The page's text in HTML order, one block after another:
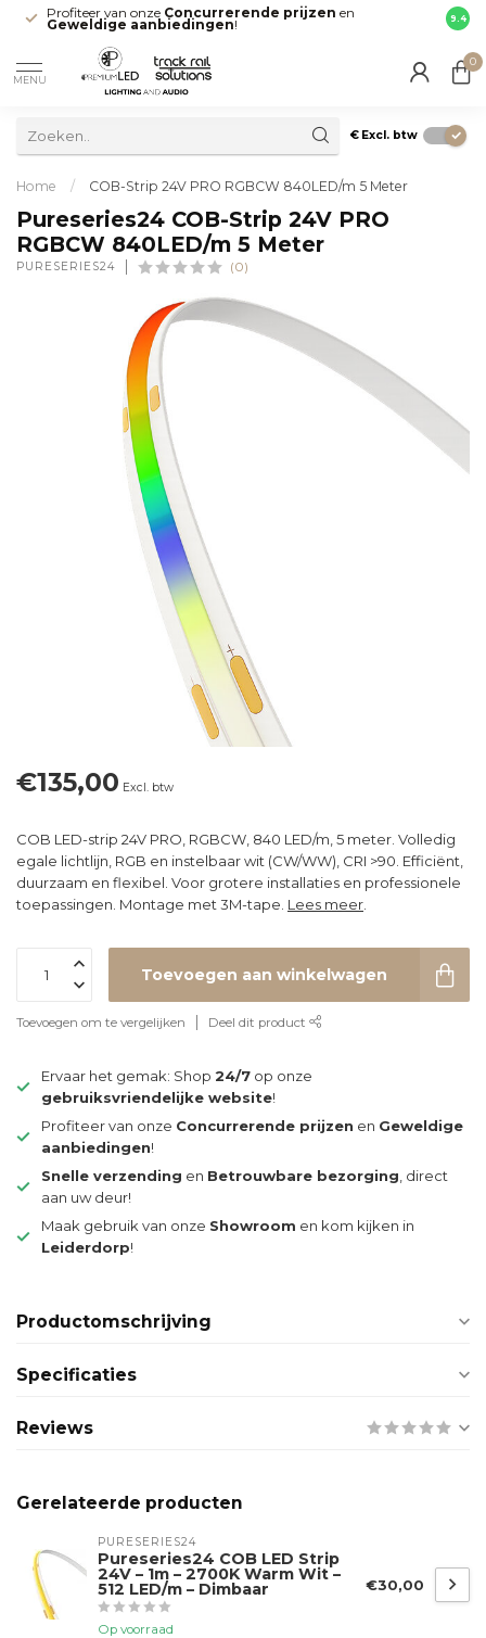
Profiteer van onze Concurrerende prijzen en
Geweldige aanbiedingen! direct
9.4
MENU
0
€ Excl. btw
Home / COB-Strip 24V PRO RGBCW 840LED/m 5 Meter
Pureseries24 COB-Strip 24V PRO
RGBCW 840LED/m 5 Meter
PURESERIES24 (0)
€135,00 Excl. btw
COB LED-strip 24V PRO, RGBCW, 840 LED/m, 5 meter. Volledig
egale lichtlijn, RGB en instelbaar wit (CW/WW), CRI >90. Efficiënt,
duurzaam en flexibel. Voor grotere installaties en professionele
toepassingen. Montage met 3M-tape. Lees meer
Toevoegen aan winkelwagen
Toevoegen om te vergelijken Deel dit product
Ervaar het gemak: Shop 24/7 op onze
gebruiksvriendelijke website!
Profiteer van onze Concurrerende prijzen en Geweldige
aanbiedingen!
Snelle verzending en Betrouwbare bezorging , direct
aan uw deur!
Maak gebruik van onze Showroom en kom kijken in
Leiderdorp!
Productomschrijving
Specificaties
Reviews
Gerelateerde producten
PURESERIES24
Pureseries24 COB LED Strip
24V – 1m – 2700K Warm Wit –
512 LED/m – Dimbaar
Op voorraad
€30,00